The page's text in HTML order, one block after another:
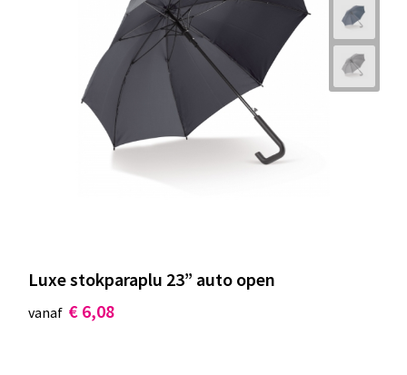
Luxe stokparaplu 23” auto open
vanaf € 6,08